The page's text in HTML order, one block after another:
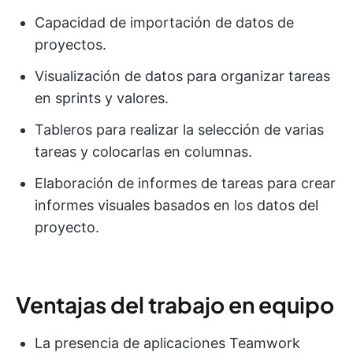
Capacidad de importación de datos de
proyectos.
Visualización de datos para organizar tareas
en sprints y valores.
Tableros para realizar la selección de varias
tareas y colocarlas en columnas.
Elaboración de informes de tareas para crear
informes visuales basados en los datos del
proyecto.
Ventajas del trabajo en equipo
La presencia de aplicaciones Teamwork